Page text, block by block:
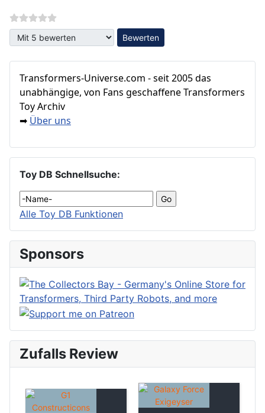
Bitte bewerten
Transformers‑Universe.com - seit 2005 das
unabhängige, von Fans geschaffene Transformers
Toy Archiv
➡ Über uns
Toy DB Schnellsuche:
Alle Toy DB Funktionen
Sponsors
Zufalls Review